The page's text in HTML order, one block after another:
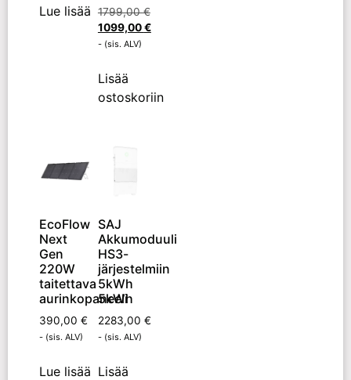
Lue lisää 1799,00€
1099,00€
- (sis. ALV)
Lisää
ostoskoriin
EcoFlow
Next
Gen
220W
taitettava
aurinkopaneeli
390,00 €
- (sis. ALV)
Lue lisää
SAJ
Akkumoduuli
HS3-
järjestelmiin
5kWh
5kWh
2283,00 €
- (sis. ALV)
Lisää